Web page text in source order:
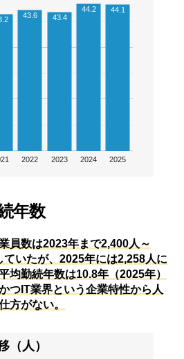
2022 2023 2024 2025
43.6 43.4
44.2 44.1
年数
員数は2023年まで2,400人～
いたが、2025年には2,258人に
均勤続年数は10.8年（2025年）
つIT業界という企業特性から人
方がない。
（人）